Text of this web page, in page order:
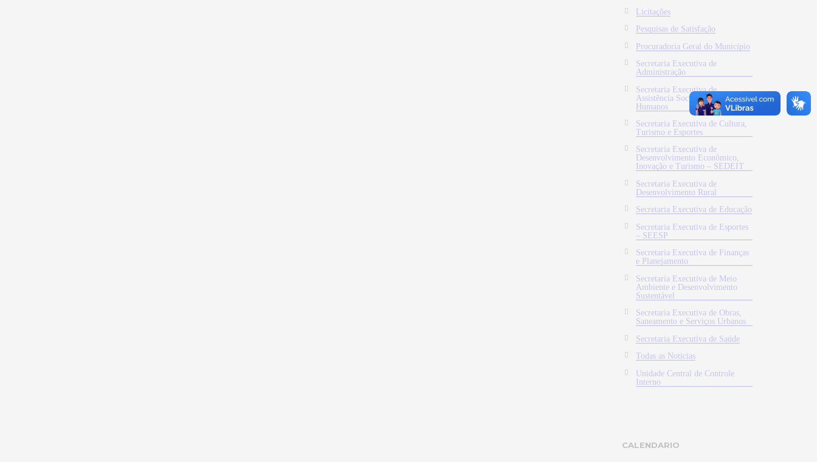
Licitações
Pesquisas de Satisfação
Procuradoria Geral do Município
Secretaria Executiva de
Administração
Secretaria Executiva de
Assistência Social e Direitos
Humanos
Secretaria Executiva de Cultura,
Turismo e Esportes
Secretaria Executiva de
Desenvolvimento Econômico,
Inovação e Turismo – SEDEIT
Secretaria Executiva de
Desenvolvimento Rural
Secretaria Executiva de Educação
Secretaria Executiva de Esportes
– SEESP
Secretaria Executiva de Finanças
e Planejamento
Secretaria Executiva de Meio
Ambiente e Desenvolvimento
Sustentável
Secretaria Executiva de Obras,
Saneamento e Serviços Urbanos
Secretaria Executiva de Saúde
Todas as Noticias
Unidade Central de Controle
Interno
CALENDARIO